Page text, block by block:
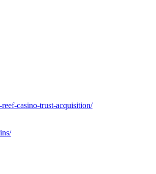
casino-trust-acquisition/